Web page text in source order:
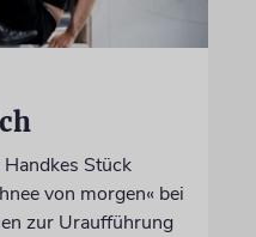
Stück
von morgen« bei
zur Uraufführung